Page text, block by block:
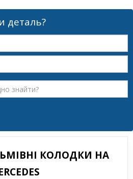
деталь?
КОЛОДКИ НА